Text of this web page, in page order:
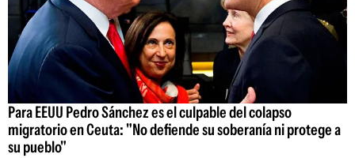
Para EEUU Pedro Sánchez es el culpable del colapso
migratorio en Ceuta: "No defiende su soberanía ni protege a
su pueblo"